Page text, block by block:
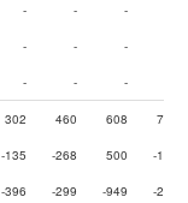
- - -
- - -
- - -
302 460 608 778
-135 -268 500 -114
-396 -299 -949 -295